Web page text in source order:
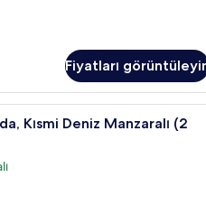
Fiyatları
Odada kasa, masa, ses
Kısmi Deniz Manzaralı (2